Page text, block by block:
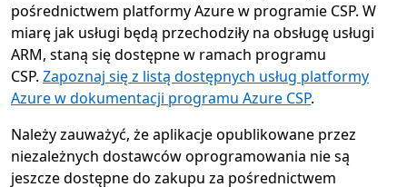
pośrednictwem platformy Azure w programie CSP. W
miarę jak usługi będą przechodziły na obsługę usługi
ARM, staną się dostępne w ramach programu
CSP. Zapoznaj się z listą dostępnych usług platformy
Azure w dokumentacji programu Azure CSP.
Należy zauważyć, że aplikacje opublikowane przez
niezależnych dostawców oprogramowania nie są
jeszcze dostępne do zakupu za pośrednictwem